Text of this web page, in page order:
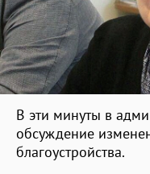
В эти минуты в
обсуждение
благоустройства.